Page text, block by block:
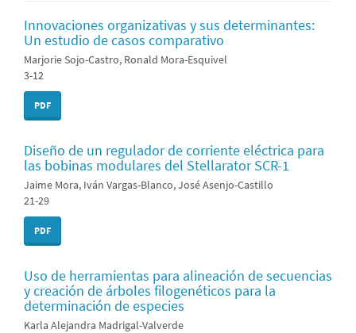
Innovaciones organizativas y sus determinantes:
Un estudio de casos comparativo
Marjorie Sojo-Castro, Ronald Mora-Esquivel
3-12
PDF
Diseño de un regulador de corriente eléctrica para
las bobinas modulares del Stellarator SCR-1
Jaime Mora, Iván Vargas-Blanco, José Asenjo-Castillo
21-29
PDF
Uso de herramientas para alineación de secuencias
y creación de árboles filogenéticos para la
determinación de especies
Karla Alejandra Madrigal-Valverde